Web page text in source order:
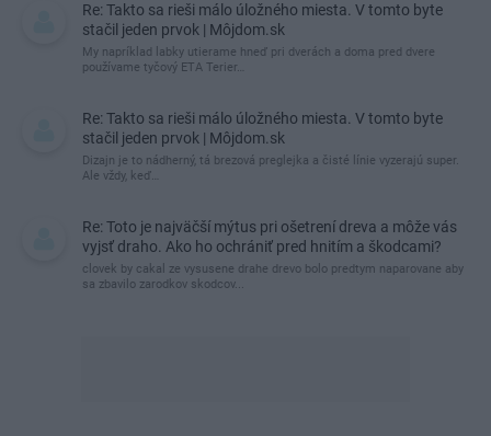
Re: Takto sa rieši málo úložného miesta. V tomto byte
stačil jeden prvok | Môjdom.sk
My napríklad labky utierame hneď pri dverách a doma pred dvere
používame tyčový ETA Terier…
Re: Takto sa rieši málo úložného miesta. V tomto byte
stačil jeden prvok | Môjdom.sk
Dizajn je to nádherný, tá brezová preglejka a čisté línie vyzerajú super.
Ale vždy, keď…
Re: Toto je najväčší mýtus pri ošetrení dreva a môže vás
vyjsť draho. Ako ho ochrániť pred hnitím a škodcami?
clovek by cakal ze vysusene drahe drevo bolo predtym naparovane aby
sa zbavilo zarodkov skodcov...